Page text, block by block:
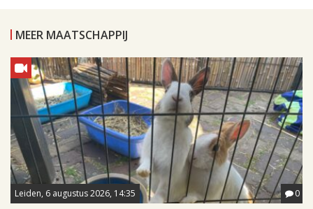
MEER MAATSCHAPPIJ
Leiden, 6 augustus 2026, 14:35 0